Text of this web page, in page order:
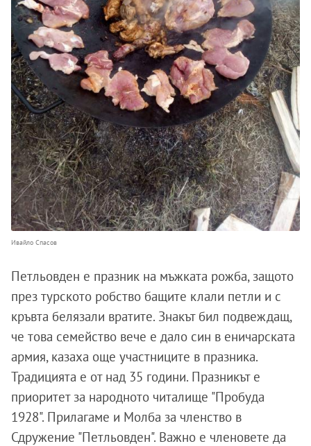
Ивайло Спасов
Петльовден е празник на мъжката рожба, защото
през турското робство бащите клали петли и с
кръвта белязали вратите. Знакът бил подвеждащ,
че това семейство вече е дало син в еничарската
армия, казаха още участниците в празника.
Традицията е от над 35 години. Празникът е
приоритет за народното читалище "Пробуда
1928". Прилагаме и Молба за членство в
Сдружение "Петльовден". Важно е членовете да